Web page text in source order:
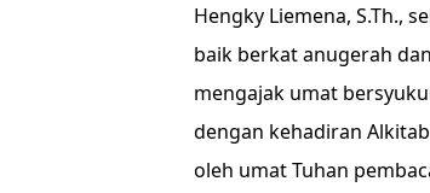
Hengky Liemena, S.Th.,
baik berkat anugerah
mengajak umat
dengan kehadiran
oleh umat Tuhan